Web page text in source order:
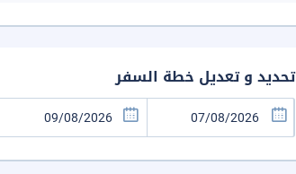
تحديد و تعديل خطة السفر